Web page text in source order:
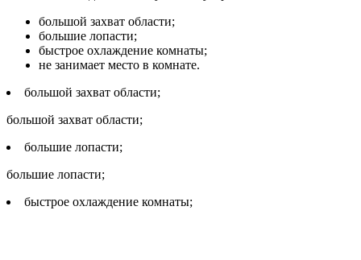
большой захват области;
большие лопасти;
быстрое охлаждение комнаты;
не занимает место в комнате.
большой захват области;
большой захват области;
большие лопасти;
большие лопасти;
быстрое охлаждение комнаты;